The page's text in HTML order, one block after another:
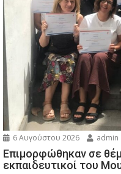
6 Αυγούστου 2026 admin
Eπιμορφώθηκαν σε
εκπαιδευτικοί του